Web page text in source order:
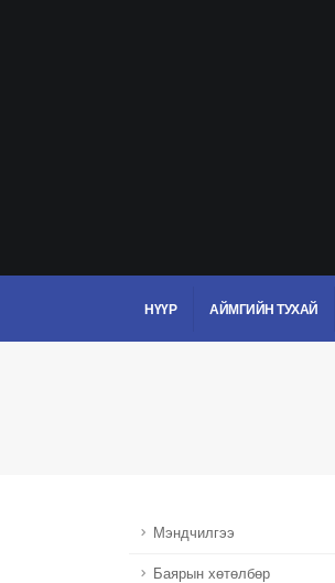
НҮҮР АЙМГИЙН ТУХАЙ
Мэндчилгээ
Баярын хөтөлбөр